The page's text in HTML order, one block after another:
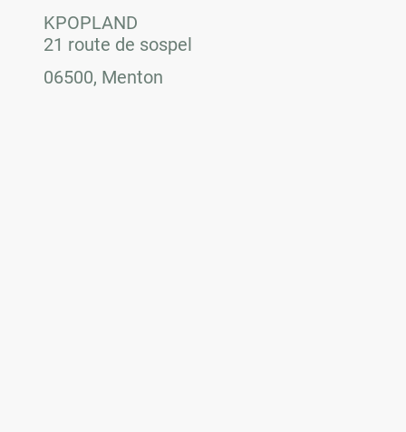
KPOPLAND
21 route de sospel
06500, Menton